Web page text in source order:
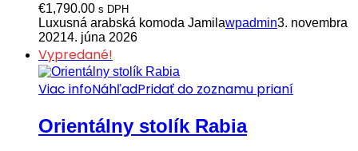
€1,790.00 s DPH
Luxusná arabská komoda Jamilawpadmin3. novembra
20214. júna 2026
Vypredané!
Viac infoNáhľadPridať do zoznamu prianí
Orientálny stolík Rabia